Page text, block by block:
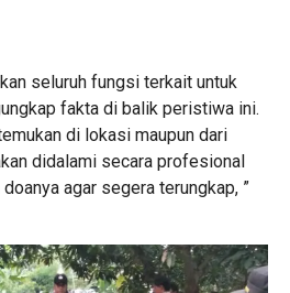
seluruh fungsi terkait untuk
fakta di balik peristiwa ini.
di lokasi maupun dari
didalami secara profesional
agar segera terungkap, ”